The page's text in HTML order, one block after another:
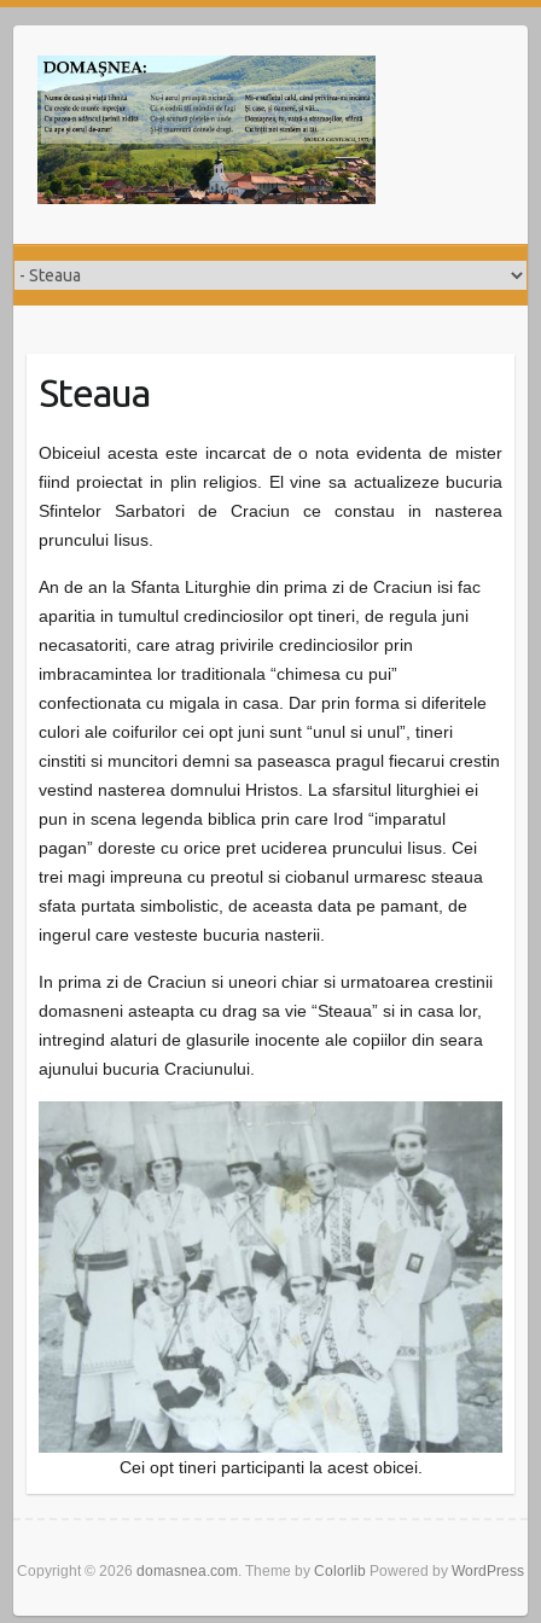
content
Steaua
Obiceiul acesta este incarcat de o nota evidenta de mister
fiind proiectat in plin religios. El vine sa actualizeze bucuria
Sfintelor Sarbatori de Craciun ce constau in nasterea
pruncului Iisus.
An de an la Sfanta Liturghie din prima zi de Craciun isi fac
aparitia in tumultul credinciosilor opt tineri, de regula juni
necasatoriti, care atrag privirile credinciosilor prin
imbracamintea lor traditionala “chimesa cu pui”
confectionata cu migala in casa. Dar prin forma si diferitele
culori ale coifurilor cei opt juni sunt “unul si unul”, tineri
cinstiti si muncitori demni sa paseasca pragul fiecarui crestin
vestind nasterea domnului Hristos. La sfarsitul liturghiei ei
pun in scena legenda biblica prin care Irod “imparatul
pagan” doreste cu orice pret uciderea pruncului Iisus. Cei
trei magi impreuna cu preotul si ciobanul urmaresc steaua
sfata purtata simbolistic, de aceasta data pe pamant, de
ingerul care vesteste bucuria nasterii.
In prima zi de Craciun si uneori chiar si urmatoarea crestinii
domasneni asteapta cu drag sa vie “Steaua” si in casa lor,
intregind alaturi de glasurile inocente ale copiilor din seara
ajunului bucuria Craciunului.
Cei opt tineri participanti la acest obicei.
Copyright © 2026 domasnea.com. Theme by Colorlib Powered by WordPress